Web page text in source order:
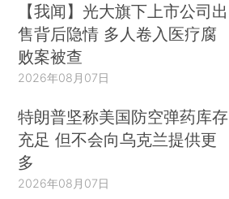
【我闻】光大旗下上市公司出
售背后隐情 多人卷入医疗腐
败案被查
2026年08月07日
特朗普坚称美国防空弹药库存
充足 但不会向乌克兰提供更
多
2026年08月07日